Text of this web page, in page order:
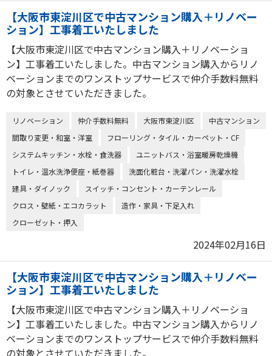
【大阪市東淀川区で中古マンション購入＋リノベー
ション】工事着工いたしました
【大阪市東淀川区で中古マンション購入＋リノベーショ
ン】工事着工いたしました。中古マンション購入からリノ
ベーションまでのワンストップサービスで仲介手数料無料
の対象とさせていただきました。
リノベーション 仲介手数料無料 大阪市東淀川区
中古マンション
間取り変更・和室・洋室
フローリング・タイル・カーペット・CF
システムキッチン・水栓・食洗器
ユニットバス・浴室暖房乾燥機
トイレ・温水洗浄便座・紙巻器
洗面化粧台・洗濯パン・洗濯水栓
建具・ダイノック
スイッチ・コンセント・カーテンレール
クロス・壁紙・エコカラット
造作・家具・下足入れ
クローゼット・押入
2024年02月16日
【大阪市東淀川区で中古マンション購入＋リノベー
ション】工事着工いたしました
【大阪市東淀川区で中古マンション購入＋リノベーショ
ン】工事着工いたしました。中古マンション購入からリノ
ベーションまでのワンストップサービスで仲介手数料無料